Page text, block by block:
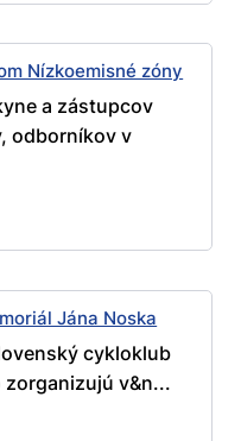
Nízkoemisné zóny
a zástupcov
odborníkov v
Jána Noska
cykloklub
v&n...